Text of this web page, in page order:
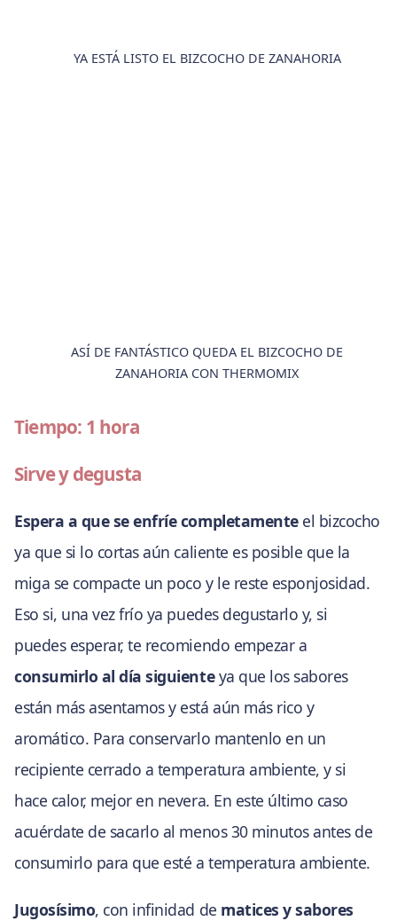
YA ESTÁ LISTO EL BIZCOCHO DE ZANAHORIA
ASÍ DE FANTÁSTICO QUEDA EL BIZCOCHO DE
ZANAHORIA CON THERMOMIX
Tiempo: 1 hora
Sirve y degusta
Espera a que se enfríe completamenteel bizcocho
ya que si lo cortas aún caliente es posible que la
miga se compacte un poco y le reste esponjosidad.
Eso si, una vez frío ya puedes degustarlo y, si
puedes esperar, te recomiendo empezar a
consumirlo al día siguienteya que los sabores
están más asentamos y está aún más rico y
aromático. Para conservarlo mantenlo en un
recipiente cerrado a temperatura ambiente, y si
hace calor, mejor en nevera. En este último caso
acuérdate de sacarlo al menos 30 minutos antes de
consumirlo para que esté a temperatura ambiente.
Jugosísimo, con infinidad de matices y sabores